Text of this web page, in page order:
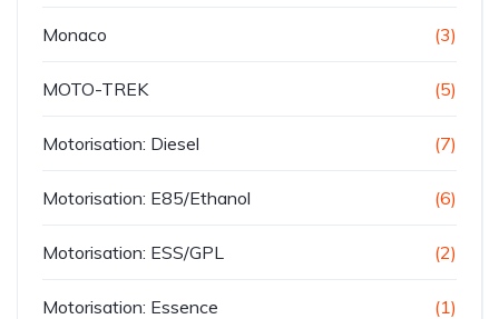
Monaco (3)
MOTO-TREK (5)
Motorisation: Diesel (7)
Motorisation: E85/Ethanol (6)
Motorisation: ESS/GPL (2)
Motorisation: Essence (1)